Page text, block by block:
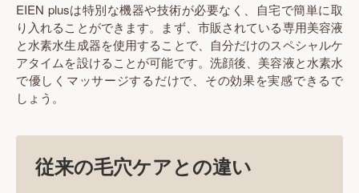
EIEN plusは特別な機器や技術が必要なく、自宅で簡単に取
り入れることができます。まず、市販されている専用美容液
と水素水生成器を使用することで、自分だけのスペシャルケ
アタイムを設けることが可能です。洗顔後、美容液と水素水
で優しくマッサージするだけで、その効果を実感できるで
しょう。
従来の毛穴ケアとの違い